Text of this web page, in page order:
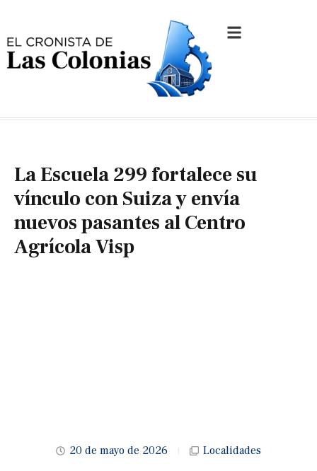
La Escuela 299 fortalece su
vínculo con Suiza y envía
nuevos pasantes al Centro
Agrícola Visp
20 de mayo de 2026 Localidades